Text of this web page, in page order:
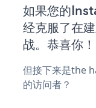
如果您的
经克服了在
战。恭喜你！
但接下来是the
的访问者？